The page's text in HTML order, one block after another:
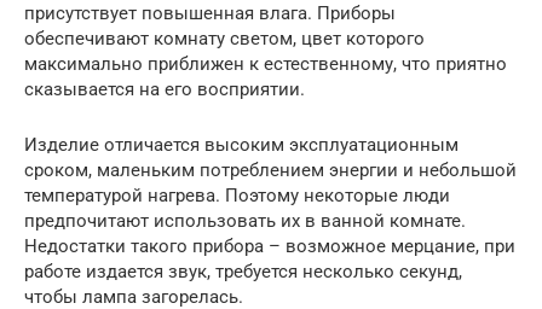
присутствует повышенная влага. Приборы
обеспечивают комнату светом, цвет которого
максимально приближен к естественному, что приятно
сказывается на его восприятии.
Изделие отличается высоким эксплуатационным
сроком, маленьким потреблением энергии и небольшой
температурой нагрева. Поэтому некоторые люди
предпочитают использовать их в ванной комнате.
Недостатки такого прибора – возможное мерцание, при
работе издается звук, требуется несколько секунд,
чтобы лампа загорелась.